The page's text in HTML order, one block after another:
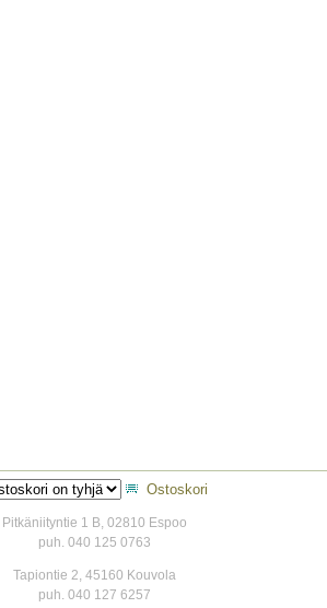
Ostoskori
Pitkäniityntie 1 B, 02810 Espoo
puh. 040 125 0763
Tapiontie 2, 45160 Kouvola
puh. 040 127 6257